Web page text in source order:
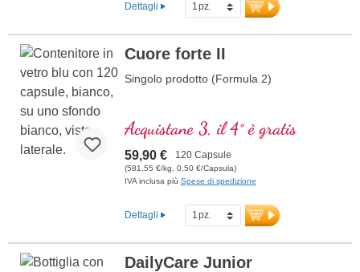
Dettagli
Cuore forte II
Singolo prodotto (Formula 2)
Acquistane 3, il 4° è gratis
59,90 € 120 Capsule
(581,55 €/kg, 0,50 €/Capsula)
IVA inclusa più Spese di spedizione
Dettagli
DailyCare Junior